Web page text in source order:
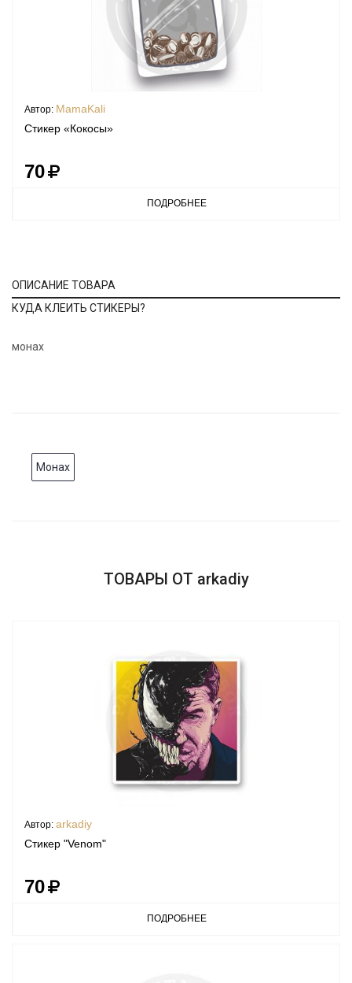
Автор: MamaKali
Стикер «Кокосы»
70
ПОДРОБНЕЕ
ОПИСАНИЕ ТОВАРА
КУДА КЛЕИТЬ СТИКЕРЫ?
монах
Монах
ТОВАРЫ ОТ arkadiy
Автор: arkadiy
Стикер "Venom"
70
ПОДРОБНЕЕ